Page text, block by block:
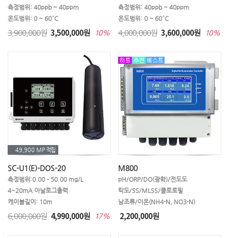
측정범위: 40ppb ~ 40ppm
온도범위: 0 ~ 60°C
3,900,000원 3,500,000원 10%
측정범위: 40ppb ~ 40ppm
온도범위: 0 ~ 60°C
4,000,000원 3,600,000원 10%
49,900 MP 적립
SC-U1(E)-DOS-20
측정범위:0.00 – 50.00 mg/L
4~20mA 아날로그출력
케이블길이: 10m
6,000,000원 4,990,000원 17%
M800
pH/ORP/DO(광학)/전도도
탁도/SS/MLSS/클로로필
남조류/이온(NH4-N, NO3-N)
2,200,000원